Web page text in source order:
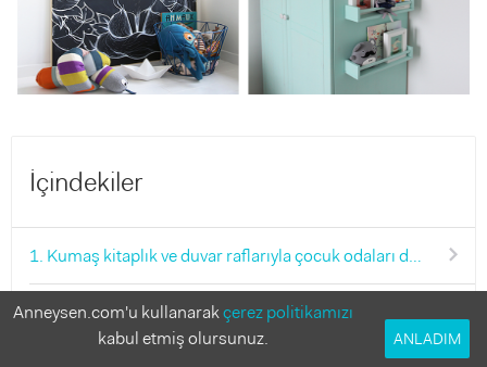
İçindekiler
1. Kumaş kitaplık ve duvar raflarıyla çocuk odaları derli toplu
Anneysen.com'u kullanarakçerez politikamızı
kabul etmiş olursunuz.
ANLADIM